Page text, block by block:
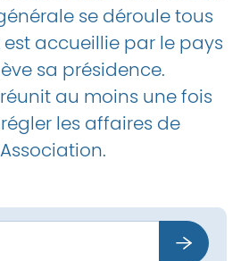
se déroule tous
est accueillie par le pays
sa présidence.
réunit au moins une fois
régler les affaires de